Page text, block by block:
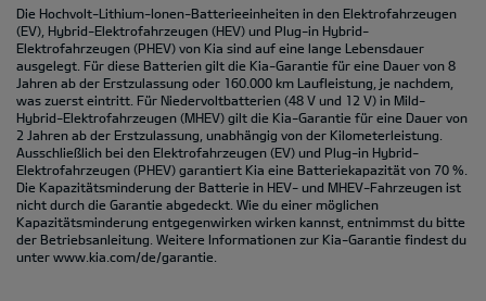
Die Hochvolt-Lithium-Ionen-Batterieeinheiten in den Elektrofahrzeugen
(EV), Hybrid-Elektrofahrzeugen (HEV) und Plug-in Hybrid-
Elektrofahrzeugen (PHEV) von Kia sind auf eine lange Lebensdauer
ausgelegt. Für diese Batterien gilt die Kia-Garantie für eine Dauer von 8
Jahren ab der Erstzulassung oder 160.000 km Laufleistung, je nachdem,
was zuerst eintritt. Für Niedervoltbatterien (48 V und 12 V) in Mild-
Hybrid-Elektrofahrzeugen (MHEV) gilt die Kia-Garantie für eine Dauer von
2 Jahren ab der Erstzulassung, unabhängig von der Kilometerleistung.
Ausschließlich bei den Elektrofahrzeugen (EV) und Plug-in Hybrid-
Elektrofahrzeugen (PHEV) garantiert Kia eine Batteriekapazität von 70 %.
Die Kapazitätsminderung der Batterie in HEV- und MHEV-Fahrzeugen ist
nicht durch die Garantie abgedeckt. Wie du einer möglichen
Kapazitätsminderung entgegenwirken wirken kannst, entnimmst du bitte
der Betriebsanleitung. Weitere Informationen zur Kia-Garantie findest du
unter www.kia.com/de/garantie.